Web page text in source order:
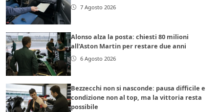
7 Agosto 2026
Alonso alza la posta: chiesti 80 milioni
all’Aston Martin per restare due anni
6 Agosto 2026
Bezzecchi non si nasconde: pausa difficile e
condizione non al top, ma la vittoria resta
possibile